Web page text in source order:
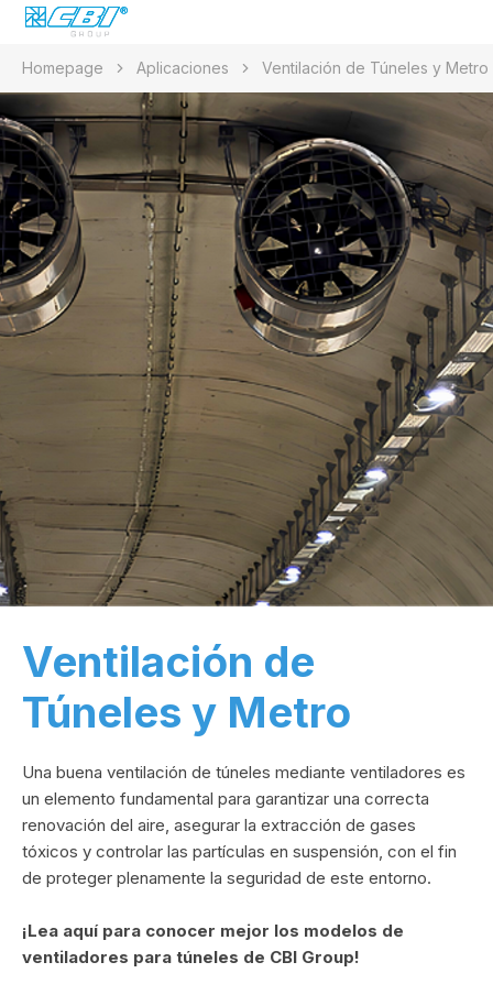
Homepage Aplicaciones Ventilación de Túneles y Metro
Ventilación de
Túneles y Metro
Una buena ventilación de túneles mediante ventiladores es
un elemento fundamental para garantizar una correcta
renovación del aire, asegurar la extracción de gases
tóxicos y controlar las partículas en suspensión, con el fin
de proteger plenamente la seguridad de este entorno.
¡Lea aquí para conocer mejor los modelos de
ventiladores para túneles de CBI Group!